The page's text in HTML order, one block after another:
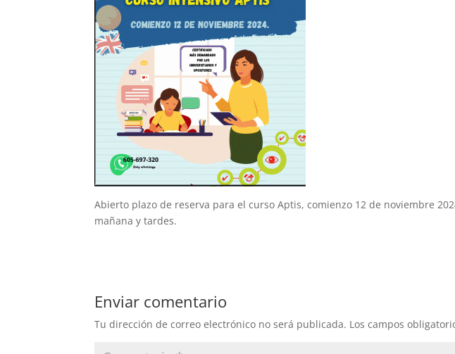
Abierto plazo de reserva para el curso Aptis, comienzo 12 de noviembre
mañana y tardes.
Enviar comentario
Tu dirección de correo electrónico no será publicada. Los campos